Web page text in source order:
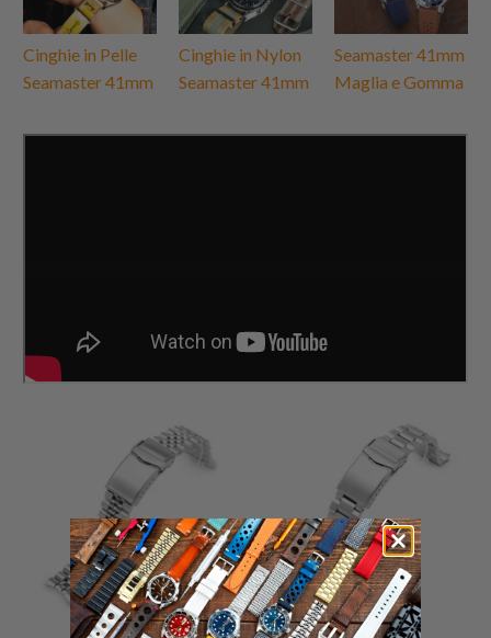
Cinghie in Pelle
Seamaster 41mm
Cinghie in Nylon
Seamaster 41mm
Seamaster 41mm
Maglia e Gomma